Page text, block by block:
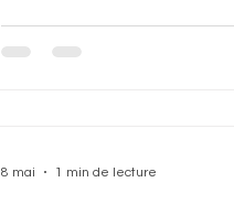
8 mai 1 min de lecture